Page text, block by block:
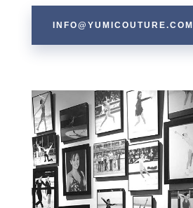
INFO@YUMICOUTURE.COM